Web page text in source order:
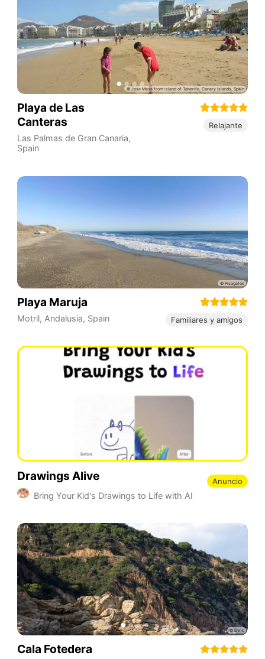
Playa de Las
Canteras
Las Palmas de Gran Canaria,
Spain
Relajante
Playa Maruja
Motril, Andalusia, Spain Familiares y amigos
Drawings Alive
Bring Your Kid's Drawings to Life with AI
Anuncio
Cala Fotedera